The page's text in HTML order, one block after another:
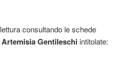
consultando le schede
Artemisia Gentileschi intitolate: